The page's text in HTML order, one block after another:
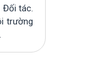
Đối tác.
trường